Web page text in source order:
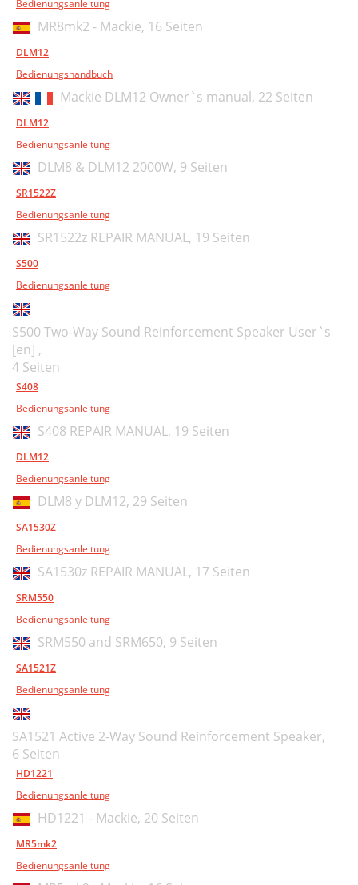
Bedienungsanleitung
MR8mk2 - Mackie, 16 Seiten
DLM12
Bedienungshandbuch
Mackie DLM12 Owner`s manual, 22 Seiten
DLM12
Bedienungsanleitung
DLM8 & DLM12 2000W, 9 Seiten
SR1522Z
Bedienungsanleitung
SR1522z REPAIR MANUAL, 19 Seiten
S500
Bedienungsanleitung
S500 Two-Way Sound Reinforcement Speaker User`s
[en] ,
4 Seiten
S408
Bedienungsanleitung
S408 REPAIR MANUAL, 19 Seiten
DLM12
Bedienungsanleitung
DLM8 y DLM12, 29 Seiten
SA1530Z
Bedienungsanleitung
SA1530z REPAIR MANUAL, 17 Seiten
SRM550
Bedienungsanleitung
SRM550 and SRM650, 9 Seiten
SA1521Z
Bedienungsanleitung
SA1521 Active 2-Way Sound Reinforcement Speaker,
6 Seiten
HD1221
Bedienungsanleitung
HD1221 - Mackie, 20 Seiten
MR5mk2
Bedienungsanleitung